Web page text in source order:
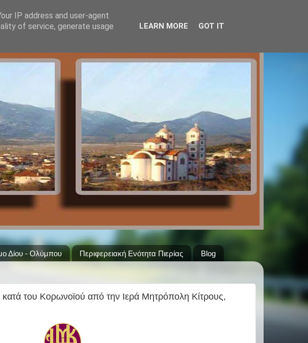
Δίου - Ολύμπου Περιφερειακή Ενότητα Πιερίας Blog
του Κορωνοϊού από την Ιερά Μητρόπολη Κίτρους,
IP address and user-agent
of service, generate usage
LEARN MORE GOT IT